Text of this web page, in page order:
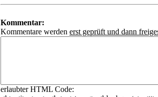
Kommentar:
Kommentare werden erst geprüft und dann
erlaubter HTML Code: